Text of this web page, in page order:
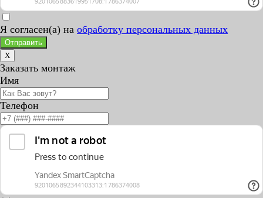
Я согласен(а) на обработку персональных данных
Отправить
X
Заказать монтаж
Имя
Телефон